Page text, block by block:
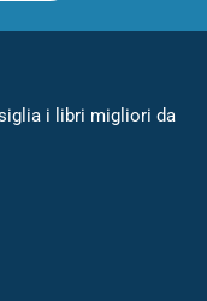
i libri migliori da